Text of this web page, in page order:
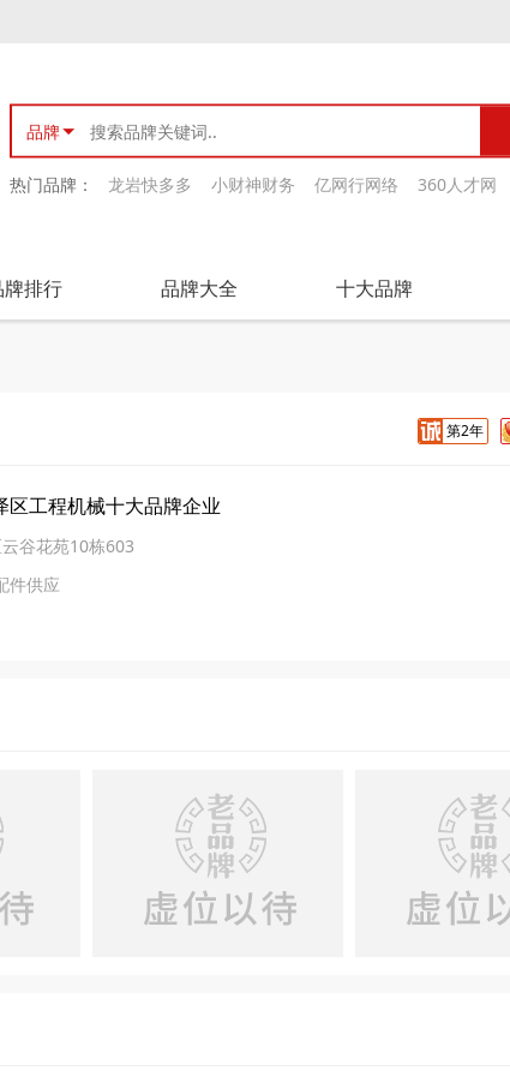
品牌
热门品牌： 龙岩快多多 小财神财务 亿网行网络 360人才网
排行 品牌大全 十大品牌
第2年
工程机械十大品牌企业
谷花苑10栋603
件供应